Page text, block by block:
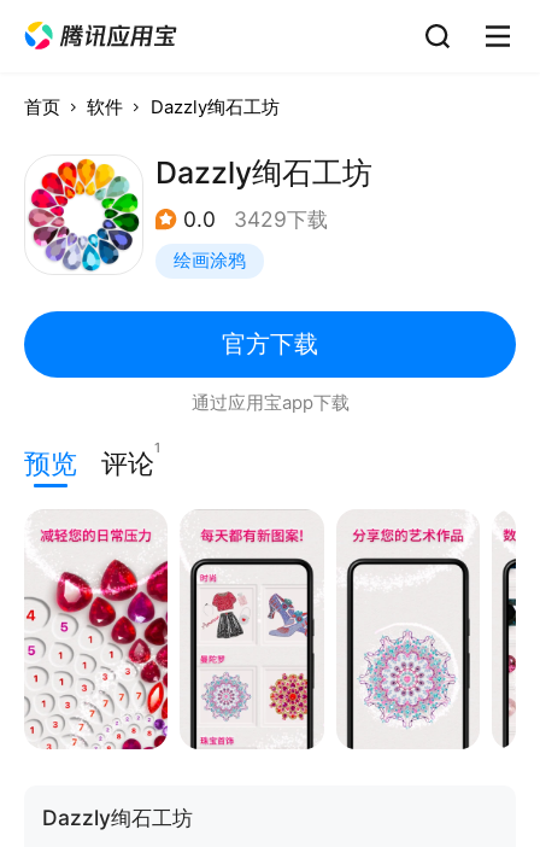
首页 软件 Dazzly绚石工坊
Dazzly绚石工坊
0.0 3429下载
绘画涂鸦
官方下载
通过应用宝app下载
预览 评论1
Dazzly绚石工坊